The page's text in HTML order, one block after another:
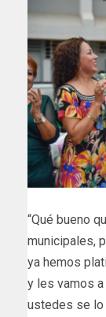
“Qué bueno
municipales,
ya hemos
y les vamos
ustedes se lo